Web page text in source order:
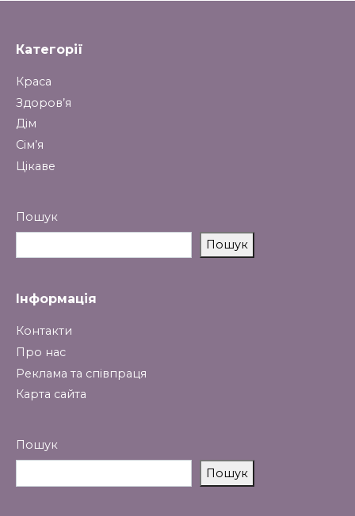
Категорії
Краса
Здоров’я
Дім
Сім’я
Цікаве
Пошук
Пошук
Інформація
Контакти
Про нас
Реклама та співпраця
Карта сайта
Пошук
Пошук